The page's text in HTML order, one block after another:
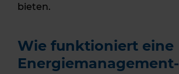
bieten.
Wie funktioniert eine
Energiemanagement-